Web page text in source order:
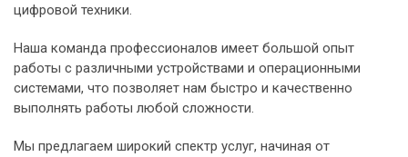
цифровой техники.
Наша команда профессионалов имеет большой опыт
работы с различными устройствами и операционными
системами, что позволяет нам быстро и качественно
выполнять работы любой сложности.
Мы предлагаем широкий спектр услуг, начиная от